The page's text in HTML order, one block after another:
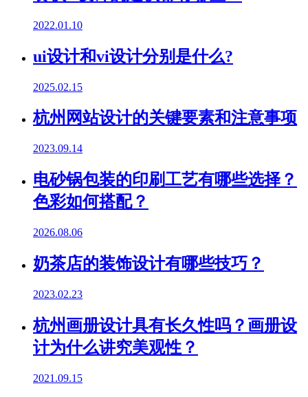
2022.01.10
ui设计和vi设计分别是什么?
2025.02.15
杭州网站设计的关键要素和注意事项
2023.09.14
电砂锅包装的印刷工艺有哪些选择？
色彩如何搭配？
2026.08.06
奶茶店的装饰设计有哪些技巧？
2023.02.23
杭州画册设计具有长久性吗？画册设
计为什么讲究美观性？
2021.09.15